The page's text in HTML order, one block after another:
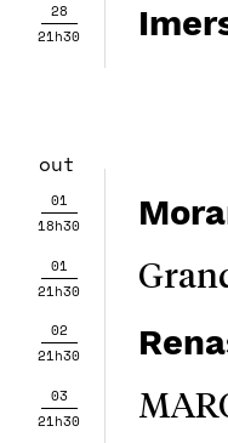
28
21h30
out
01
18h30
01
21h30
02
21h30
03
21h30